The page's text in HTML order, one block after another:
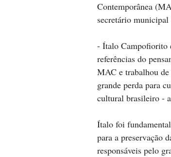
Contemporânea
secretário
- Ítalo Campofiorito
referências do
MAC e trabalhou de
grande perda para
cultural brasileiro -
Ítalo foi
para a preservação
responsáveis pelo